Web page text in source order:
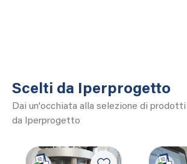
Scelti da Iperprogetto
Dai un'occhiata alla selezione di
da Iperprogetto